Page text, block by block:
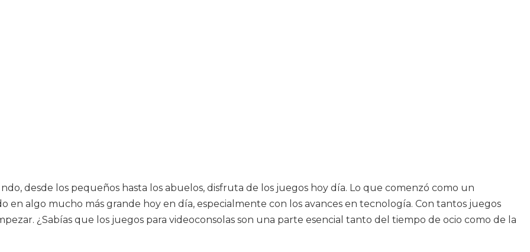
desde los pequeños hasta los abuelos, disfruta de los juegos hoy día. Lo que comenzó como un
en algo mucho más grande hoy en día, especialmente con los avances en tecnología. Con tantos juegos
¿Sabías que los juegos para videoconsolas son una parte esencial tanto del tiempo de ocio como de la